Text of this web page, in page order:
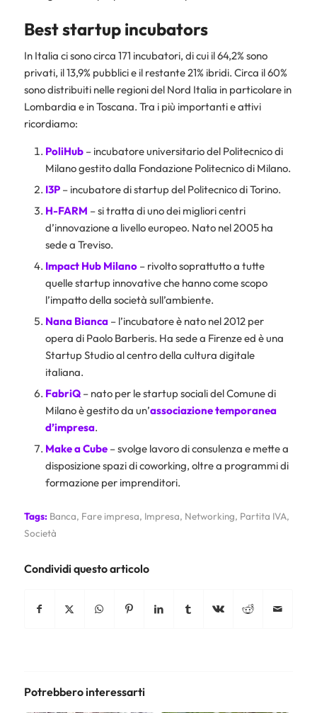
Best startup incubators
In Italia ci sono circa 171 incubatori, di cui il 64,2% sono
privati, il 13,9% pubblici e il restante 21% ibridi. Circa il 60%
sono distribuiti nelle regioni del Nord Italia in particolare in
Lombardia e in Toscana. Tra i più importanti e attivi
ricordiamo:
PoliHub– incubatore universitario del Politecnico di
Milano gestito dalla Fondazione Politecnico di Milano.
I3P– incubatore di startup del Politecnico di Torino.
H-FARM – si tratta di uno dei migliori centri
d’innovazione a livello europeo. Nato nel 2005 ha
sede a Treviso.
Impact Hub Milano– rivolto soprattutto a tutte
quelle startup innovative che hanno come scopo
l’impatto della società sull’ambiente.
Nana Bianca – l’incubatore è nato nel 2012 per
opera di Paolo Barberis. Ha sede a Firenze ed è una
Startup Studio al centro della cultura digitale
italiana.
FabriQ– nato per le startup sociali del Comune di
Milano è gestito da un’associazione temporanea
d’impresa.
Make a Cube– svolge lavoro di consulenza e mette a
disposizione spazi di coworking, oltre a programmi di
formazione per imprenditori.
Tags: Banca, Fare impresa, Impresa, Networking, Partita IVA,
Società
Condividi questo articolo
Potrebbero interessarti